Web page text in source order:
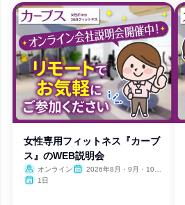
女性専用フィットネス『カーブ
ス』のWEB説明会
オンライン
2026年8月・9月・10
1日